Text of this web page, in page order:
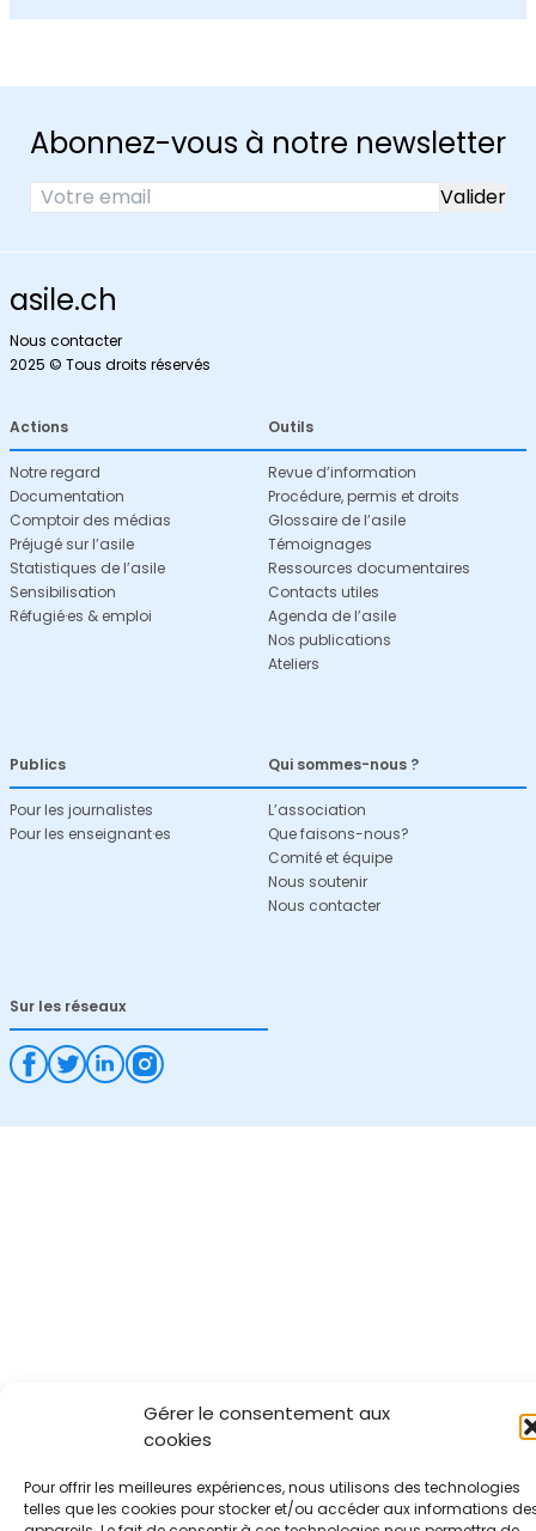
Gérer le consentement aux
cookies
Pour offrir les meilleures expériences, nous utilisons des technologies
telles que les cookies pour stocker et/ou accéder aux informations
Abonnez-vous à notre newsletter
asile.ch
Nous contacter
2025 © Tous droits réservés
Actions
Notre regard
Documentation
Comptoir des médias
Préjugé sur l’asile
Statistiques de l’asile
Sensibilisation
Réfugié·es & emploi
Outils
Revue d’information
Procédure, permis et droits
Glossaire de l’asile
Témoignages
Ressources documentaires
Contacts utiles
Agenda de l’asile
Nos publications
Ateliers
Publics
Pour les journalistes
Pour les enseignant·es
Qui sommes-nous ?
L’association
Que faisons-nous?
Comité et équipe
Nous soutenir
Nous contacter
Sur les réseaux